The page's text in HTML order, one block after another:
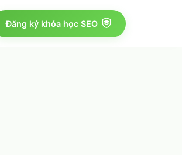
Đăng ký khóa học SEO